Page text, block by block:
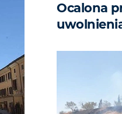
Ocalona